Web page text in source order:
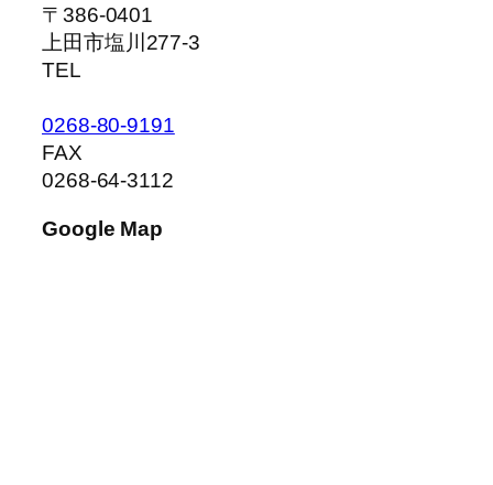
〒386-0401
上田市塩川277-3
TEL
0268-80-9191
FAX
0268-64-3112
Google Map